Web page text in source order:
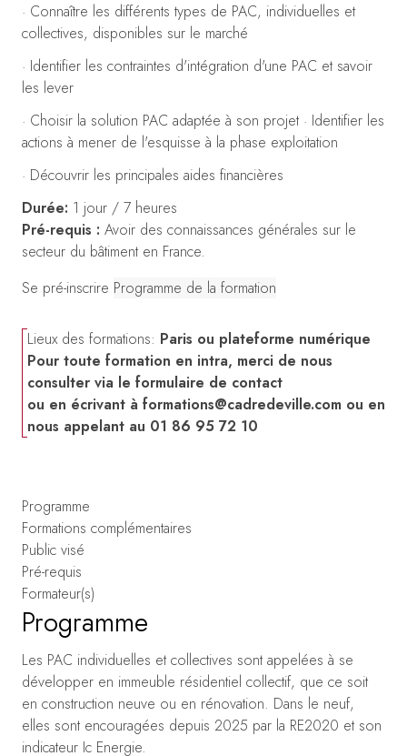
· Connaître les différents types de PAC, individuelles et
collectives, disponibles sur le marché
· Identifier les contraintes d'intégration d'une PAC et savoir
les lever
· Choisir la solution PAC adaptée à son projet · Identifier les
actions à mener de l'esquisse à la phase exploitation
· Découvrir les principales aides financières
Durée: 1 jour / 7 heures
Pré-requis : Avoir des connaissances générales sur le
secteur du bâtiment en France.
Se pré-inscrire Programme de la formation
Lieux des formations: Paris ou plateforme numérique
Pour toute formation en intra, merci de nous
consulter via le formulaire de contact
ou en écrivant à formations@cadredeville.com ou en
nous appelant au 01 86 95 72 10
Programme
Formations complémentaires
Public visé
Pré-requis
Formateur(s)
Programme
Les PAC individuelles et collectives sont appelées à se
développer en immeuble résidentiel collectif, que ce soit
en construction neuve ou en rénovation. Dans le neuf,
elles sont encouragées depuis 2025 par la RE2020 et son
indicateur Ic Energie.